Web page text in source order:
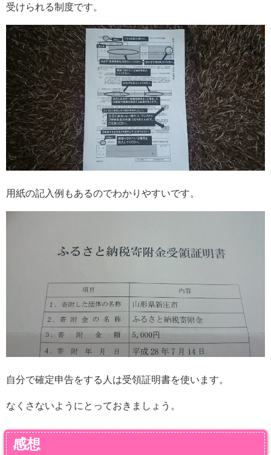
受けられる制度です。
用紙の記入例もあるのでわかりやすいです。
自分で確定申告をする人は受領証明書を使います。
なくさないようにとっておきましょう。
感想